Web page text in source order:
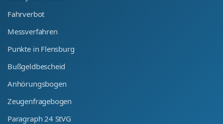
Fahrverbot
Messverfahren
Punkte in Flensburg
Bußgeldbescheid
Anhörungsbogen
Zeugenfragebogen
Paragraph 24 StVG